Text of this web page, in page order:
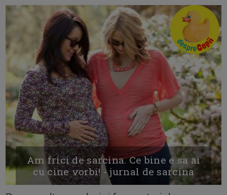
Am frici de sarcina. Ce bine e sa ai
cu cine vorbi! - jurnal de sarcina